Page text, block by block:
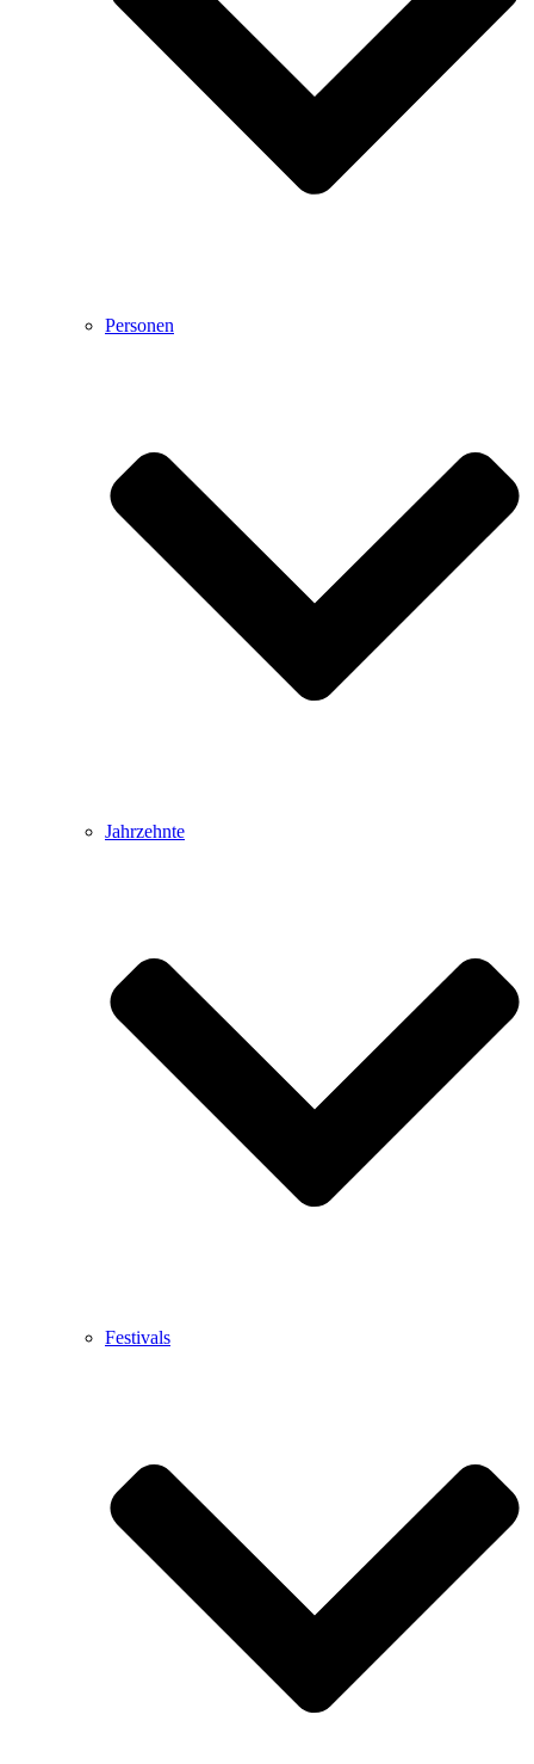
Personen
Jahrzehnte
Festivals